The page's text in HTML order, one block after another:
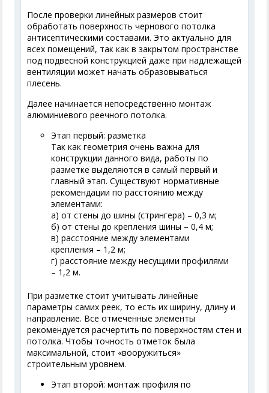
После проверки линейных размеров стоит
обработать поверхность чернового потолка
антисептическими составами. Это актуально для
всех помещений, так как в закрытом пространстве
под подвесной конструкцией даже при надлежащей
вентиляции может начать образовываться
плесень.
Далее начинается непосредственно монтаж
алюминиевого реечного потолка.
Этап первый: разметка
Так как геометрия очень важна для
конструкции данного вида, работы по
разметке выделяются в самый первый и
главный этап. Существуют нормативные
рекомендации по расстоянию между
элементами:
а) от стены до шины (стрингера) – 0,3 м;
б) от стены до крепления шины – 0,4 м;
в) расстояние между элементами
крепления – 1,2 м;
г) расстояние между несущими профилями
– 1,2 м.
При разметке стоит учитывать линейные
параметры самих реек, то есть их ширину, длину и
направление. Все отмеченные элементы
рекомендуется расчертить по поверхностям стен и
потолка. Чтобы точность отметок была
максимальной, стоит «вооружиться»
строительным уровнем.
Этап второй: монтаж профиля по